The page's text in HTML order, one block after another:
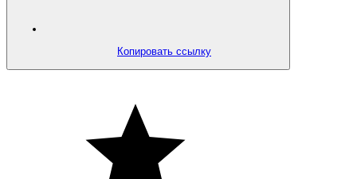
Копировать ссылку